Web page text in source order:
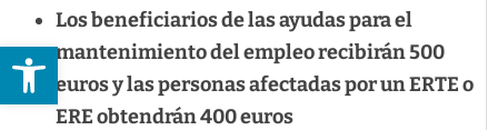
Abrir barra de herramientas
Los beneficiarios de las ayudas para el
mantenimiento del empleo recibirán 500
euros y las personas afectadas por un ERTE o
ERE obtendrán 400 euros